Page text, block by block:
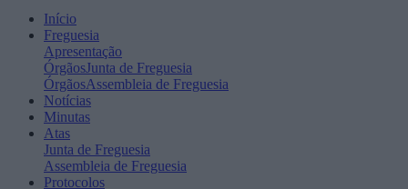
Início
Freguesia
Apresentação
ÓrgãosJunta de Freguesia
ÓrgãosAssembleia de Freguesia
Notícias
Minutas
Atas
Junta de Freguesia
Assembleia de Freguesia
Protocolos